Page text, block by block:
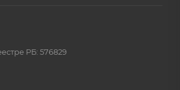
РБ: 576829